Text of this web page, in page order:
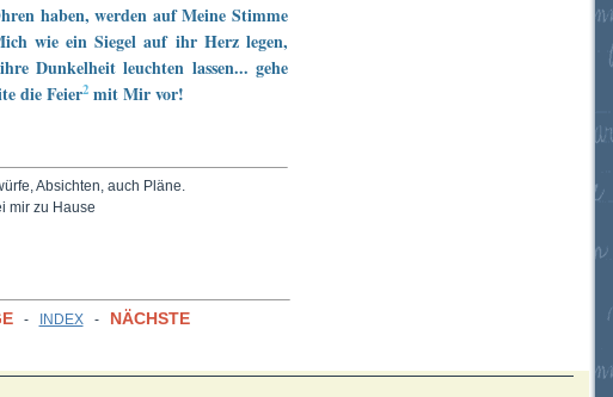
haben, werden auf Meine Stimme
wie ein Siegel auf ihr Herz legen,
Dunkelheit leuchten lassen... gehe
die Feier2 mit Mir vor!
Absichten, auch Pläne.
mir zu Hause
- INDEX- NÄCHSTE